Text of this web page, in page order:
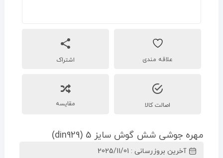
اشتراک
اصالت کالا مقایسه
مهره جوشی شش گوش سایز 5 (din929)
آخرین بروزرسانی : 2025/11/01